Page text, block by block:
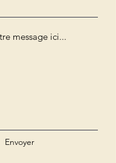
Envoyer